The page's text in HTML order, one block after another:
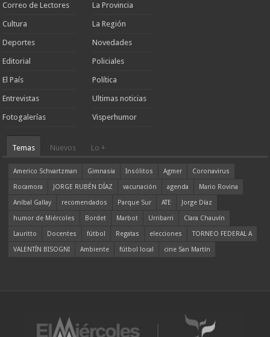
Correo de Lectores
Cultura
Deportes
Editorial
El País
Entrevistas
Fotogalerías
La Provincia
La Región
Novedades
Policiales
Política
Ultimas noticias
Visperhumor
Temas Nuevos Lo +
Americo Schvartzman Gimnasia Insólitos Agmer
Coronavirus
Rocamora
JORGE RUBÉN DÍAZ vacunación agenda
Mario Rovina
Aníbal Gallay
recomendados Parque Sur ATE
Jorge Díaz
humor de Miércoles
Bordet Marbot Urribarri
Clara Chauvín
Lauritto
Docentes fútbol Regatas elecciones
TORNEO FEDERAL A
VALENTÍN BISOGNI
Ambiente fútbol local cine San Martín